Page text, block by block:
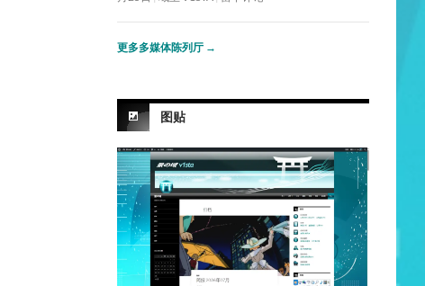
更多多媒体陈列厅 →
图贴